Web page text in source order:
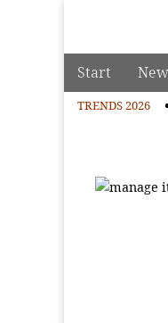
Main menu
Skip to content
Start
TRENDS 2026